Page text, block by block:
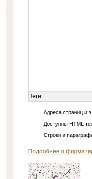
Теги:
Адреса страниц и
Доступны HTML
Строки и
Подробнее о